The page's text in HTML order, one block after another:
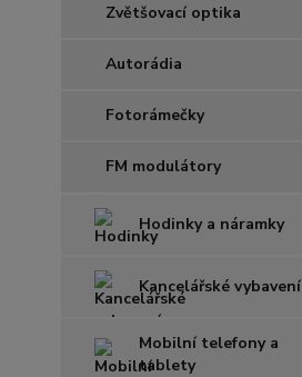
Zvětšovací optika
Autorádia
Fotorámečky
FM modulátory
Hodinky a náramky
Kancelářské vybavení
Mobilní telefony a
tablety